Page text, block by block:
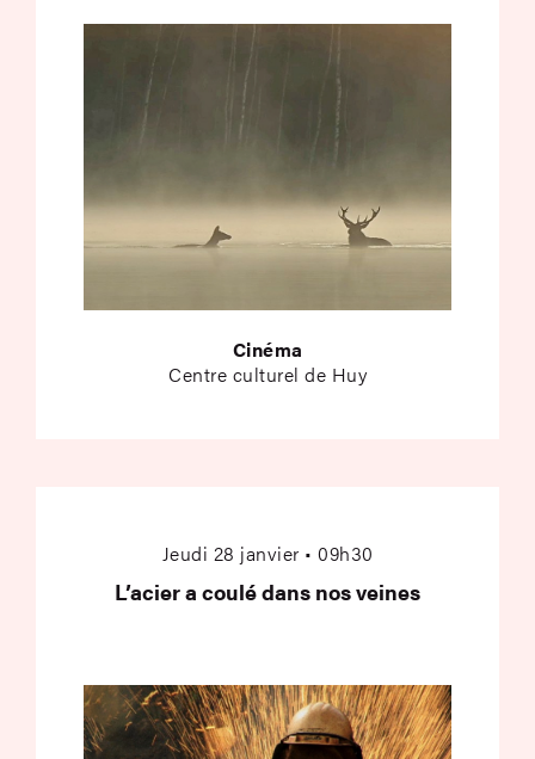
Cinéma
Centre culturel de Huy
Jeudi 28 janvier • 09h30
L’acier a coulé dans nos veines